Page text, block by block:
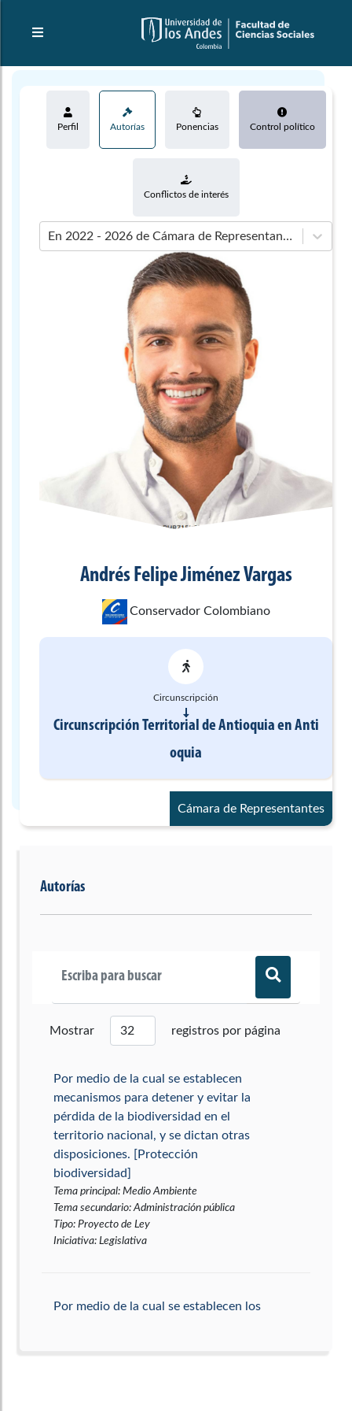
Perfil Autorías Ponencias Control político
Conflictos de interés
En 2022 - 2026 de Cámara de Representantes
Andrés FelipeJiménez Vargas
Conservador Colombiano
Circunscripción
Circunscripción Territorial de AntioquiaenAnti
oquia
Cámara de Representantes
Autorías
Mostrar registros por página
Por medio de la cual se establecen
mecanismos para detener y evitar la
pérdida de la biodiversidad en el
territorio nacional, y se dictan otras
disposiciones. [Protección
biodiversidad]
Tema principal: Medio Ambiente
Tema secundario: Administración pública
Tipo: Proyecto de Ley
Iniciativa: Legislativa
Por medio de la cual se establecen los